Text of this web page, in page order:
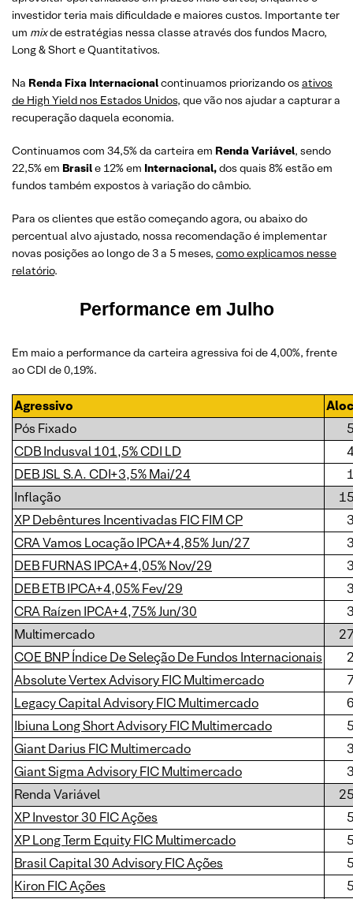
investidor teria mais dificuldade e maiores custos. Importante ter
um mixde estratégias nessa classe através dos fundos Macro,
Long & Short e Quantitativos.
Na Renda Fixa Internacionalcontinuamos priorizando os ativos
de High Yield nos Estados Unidos, que vão nos ajudar a capturar a
recuperação daquela economia.
Continuamos com 34,5% da carteira em Renda Variável, sendo
22,5% em Brasile 12% em Internacional,dos quais 8% estão em
fundos também expostos à variação do câmbio.
Para os clientes que estão começando agora, ou abaixo do
percentual alvo ajustado, nossa recomendação é implementar
novas posições ao longo de 3 a 5 meses, como explicamos nesse
relatório.
Performance em Julho
Em maio a performance da carteira agressiva foi de 4,00%, frente
ao CDI de 0,19%.
Agressivo
Pós Fixado
CDB Indusval 101,5% CDI LD
DEB JSL S.A. CDI+3,5% Mai/24
Inflação
XP Debêntures Incentivadas FIC FIM CP
CRA Vamos Locação IPCA+4,85% Jun/27
DEB FURNAS IPCA+4,05% Nov/29
DEB ETB IPCA+4,05% Fev/29
CRA Raízen IPCA+4,75% Jun/30
Multimercado
COE BNP Índice De Seleção De Fundos Internacionais
Absolute Vertex Advisory FIC Multimercado
Legacy Capital Advisory FIC Multimercado
Ibiuna Long Short Advisory FIC Multimercado
Giant Darius FIC Multimercado
Giant Sigma Advisory FIC Multimercado
Renda Variável
XP Investor 30 FIC Ações
XP Long Term Equity FIC Multimercado
Brasil Capital 30 Advisory FIC Ações
Kiron FIC Ações